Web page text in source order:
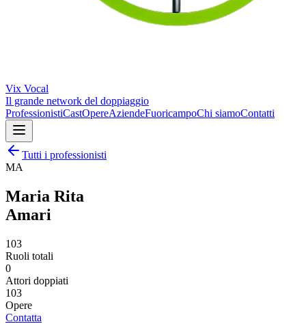
Vix Vocal
Il grande network del doppiaggio
ProfessionistiCastOpereAziendeFuoricampoChi siamoContatti
Tutti i professionisti
MA
Maria Rita
Amari
103
Ruoli totali
0
Attori doppiati
103
Opere
Contatta